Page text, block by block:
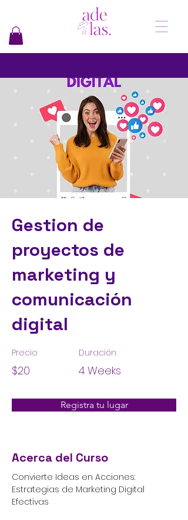
Gestion de
proyectos de
marketing y
comunicación
digital
Precio
$20
Duración
4 Weeks
Registra tu lugar
Acerca del Curso
Convierte Ideas en Acciones:
Estrategias de Marketing Digital
Efectivas